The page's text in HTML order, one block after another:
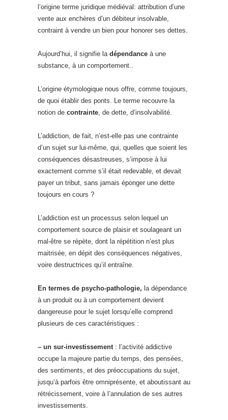
l’origine terme juridique médiéval: attribution d’une
vente aux enchères d’un débiteur insolvable,
contraint à vendre un bien pour honorer ses dettes.
Aujourd’hui, il signifie la dépendance à une
substance, à un comportement..
L’origine étymologique nous offre, comme toujours,
de quoi établir des ponts. Le terme recouvre la
notion de contrainte, de dette, d’insolvabilité.
L’addiction, de fait, n’est-elle pas une contrainte
d’un sujet sur lui-même, qui, quelles que soient les
conséquences désastreuses, s’impose à lui
exactement comme s’il était redevable, et devait
payer un tribut, sans jamais éponger une dette
toujours en cours ?
L’addiction est un processus selon lequel un
comportement source de plaisir et soulageant un
mal-être se répète, dont la répétition n’est plus
maitrisée, en dépit des conséquences négatives,
voire destructrices qu’il entraîne.
En termes de psycho-pathologie, la dépendance
à un produit ou à un comportement devient
dangereuse pour le sujet lorsqu’elle comprend
plusieurs de ces caractéristiques :
– un sur-investissement: l’activité addictive
occupe la majeure partie du temps, des pensées,
des sentiments, et des préoccupations du sujet,
jusqu’à parfois être omniprésente, et aboutissant au
rétrécissement, voire à l’annulation de ses autres
investissements.